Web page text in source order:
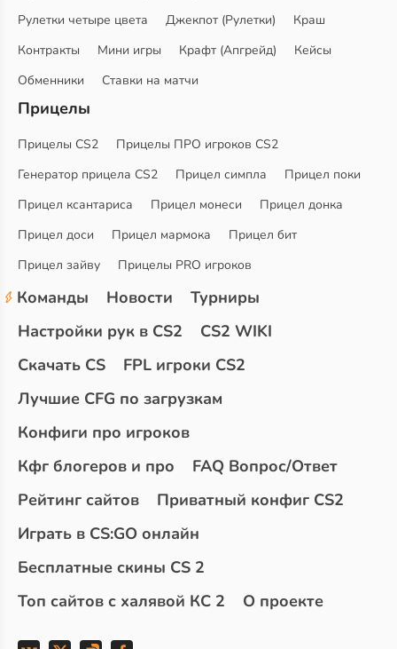
Рулетки четыре цвета
Джекпот (Рулетки)
Краш
Контракты
Мини игры Крафт (Апгрейд)
Кейсы
Обменники
Ставки на матчи
Прицелы
Прицелы CS2
Прицелы ПРО игроков CS2
Генератор прицела CS2
Прицел симпла
Прицел поки
Прицел ксантариса
Прицел монеси
Прицел донка
Прицел доси
Прицел мармока
Прицел бит
Прицел зайву
Прицелы PRO игроков
Команды Новости
Турниры
Настройки рук в CS2
CS2 WIKI
Скачать CS
FPL игроки CS2
Лучшие CFG по загрузкам
Конфиги про игроков
Кфг блогеров и про
FAQ Вопрос/Ответ
Рейтинг сайтов
Приватный конфиг CS2
Играть в CS:GO онлайн
Бесплатные скины CS 2
Топ сайтов с халявой КС 2
О проекте